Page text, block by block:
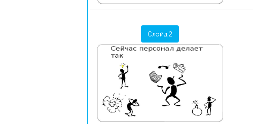
Слайд 2